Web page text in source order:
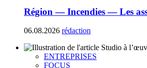
Région — Incendies — Les
06.08.2026 rédaction
ENTREPRISES
FOCUS